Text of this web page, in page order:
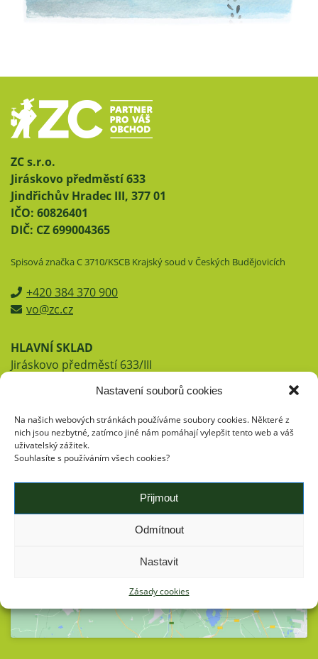
Nastavení souborů cookies
Na našich webových stránkách používáme soubory cookies. Některé z
nich jsou nezbytné, zatímco jiné nám pomáhají vylepšit tento web a váš
uživatelský zážitek.
Souhlasíte s používáním všech cookies?
Přijmout
Odmítnout
Nastavit
Zásady cookies
ZC s.r.o.
Jiráskovo předměstí 633
Jindřichův Hradec III, 377 01
IČO: 60826401
DIČ: CZ 699004365
Spisová značka C 3710/KSCB Krajský soud v Českých Budějovicích
+420 384 370 900
vo@zc.cz
Kliknutím přijmete
soubory cookies pro tuto
HLAVNÍ SKLAD
Jiráskovo předměstí 633/III
384 370 900
Fax: 384 370 912